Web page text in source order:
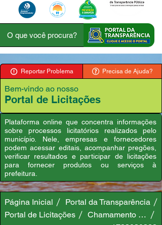
Reportar Problema Precisa de Ajuda?
Bem-vindo ao nosso
Portal de Licitações
Plataforma online que concentra informações
sobre processos licitatórios realizados pelo
município. Nele, empresas e fornecedores
podem acessar editais, acompanhar pregões,
verificar resultados e participar de licitações
para fornecer produtos ou serviços à
prefeitura.
Página Inicial
Portal da Transparência
Portal de Licitações
Chamamento Público